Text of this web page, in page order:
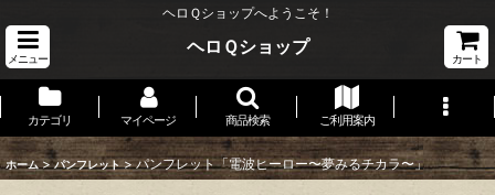
ヘロＱショップへようこそ！
メニュー
ヘロＱショップ
カート
カテゴリ マイページ 商品検索 ご利用案内
ホーム > パンフレット > パンフレット「電波ヒーロー〜夢みるチカラ〜」